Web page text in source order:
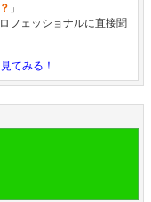
」
フェッショナルに直接聞
てみる！